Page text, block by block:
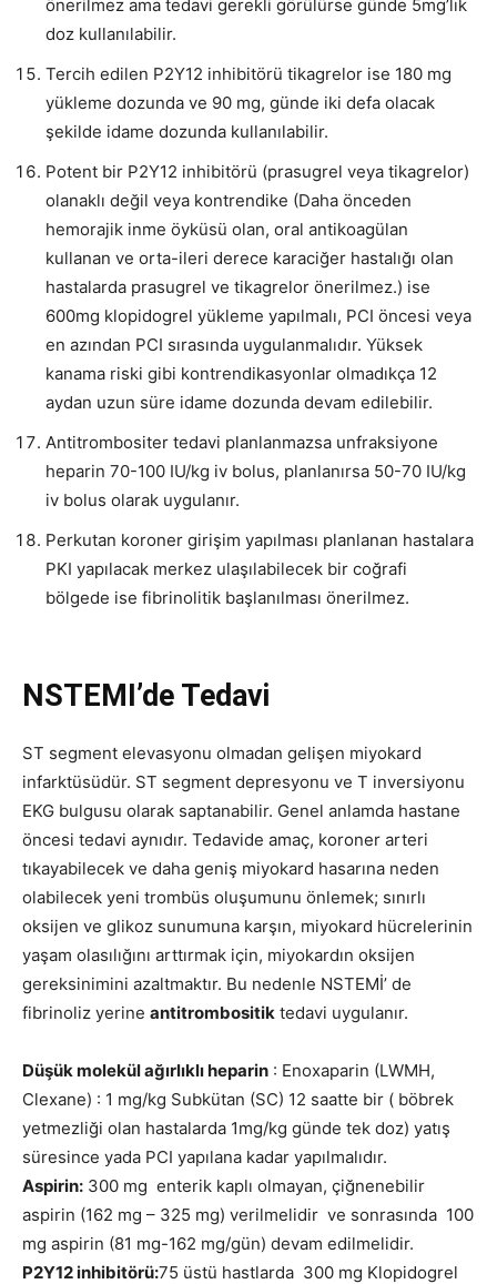
önerilmez ama tedavi gerekli görülürse günde 5mg’lık
doz kullanılabilir.
Tercih edilen P2Y12 inhibitörü tikagrelor ise 180 mg
yükleme dozunda ve 90 mg, günde iki defa olacak
şekilde idame dozunda kullanılabilir.
Potent bir P2Y12 inhibitörü (prasugrel veya tikagrelor)
olanaklı değil veya kontrendike (Daha önceden
hemorajik inme öyküsü olan, oral antikoagülan
kullanan ve orta-ileri derece karaciğer hastalığı olan
hastalarda prasugrel ve tikagrelor önerilmez.) ise
600mg klopidogrel yükleme yapılmalı, PCI öncesi veya
en azından PCI sırasında uygulanmalıdır. Yüksek
kanama riski gibi kontrendikasyonlar olmadıkça 12
aydan uzun süre idame dozunda devam edilebilir.
Antitrombositer tedavi planlanmazsa unfraksiyone
heparin 70-100 IU/kg iv bolus, planlanırsa 50-70 IU/kg
iv bolus olarak uygulanır.
Perkutan koroner girişim yapılması planlanan hastalara
PKI yapılacak merkez ulaşılabilecek bir coğrafi
bölgede ise fibrinolitik başlanılması önerilmez.
NSTEMI’de Tedavi
ST segment elevasyonu olmadan gelişen miyokard
infarktüsüdür. ST segment depresyonu ve T inversiyonu
EKG bulgusu olarak saptanabilir. Genel anlamda hastane
öncesi tedavi aynıdır. Tedavide amaç, koroner arteri
tıkayabilecek ve daha geniş miyokard hasarına neden
olabilecek yeni trombüs oluşumunu önlemek; sınırlı
oksijen ve glikoz sunumuna karşın, miyokard hücrelerinin
yaşam olasılığını arttırmak için, miyokardın oksijen
gereksinimini azaltmaktır. Bu nedenle NSTEMİ’ de
fibrinoliz yerine antitrombositik tedavi uygulanır.
Düşük molekül ağırlıklı heparin : Enoxaparin (LWMH,
Clexane) : 1 mg/kg Subkütan (SC) 12 saatte bir ( böbrek
yetmezliği olan hastalarda 1mg/kg günde tek doz) yatış
süresince yada PCI yapılana kadar yapılmalıdır.
Aspirin: 300 mg enterik kaplı olmayan, çiğnenebilir
aspirin (162 mg – 325 mg) verilmelidir ve sonrasında 100
mg aspirin (81 mg-162 mg/gün) devam edilmelidir.
P2Y12 inhibitörü:75 üstü hastlarda 300 mg Klopidogrel